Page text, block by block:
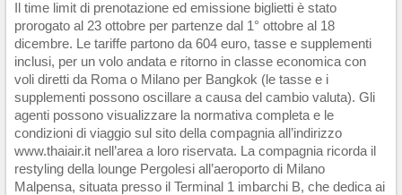
Il time limit di prenotazione ed emissione biglietti è stato
prorogato al 23 ottobre per partenze dal 1° ottobre al 18
dicembre. Le tariffe partono da 604 euro, tasse e supplementi
inclusi, per un volo andata e ritorno in classe economica con
voli diretti da Roma o Milano per Bangkok (le tasse e i
supplementi possono oscillare a causa del cambio valuta). Gli
agenti possono visualizzare la normativa completa e le
condizioni di viaggio sul sito della compagnia all’indirizzo
www.thaiair.it nell’area a loro riservata. La compagnia ricorda il
restyling della lounge Pergolesi all’aeroporto di Milano
Malpensa, situata presso il Terminal 1 imbarchi B, che dedica ai